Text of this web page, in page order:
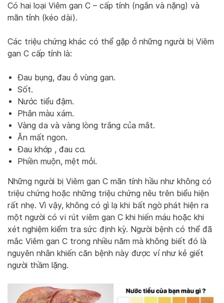
Có hai loại Viêm gan C – cấp tính (ngắn và nặng) và
mãn tính (kéo dài).
Các triệu chứng khác có thể gặp ở những người bị Viêm
gan C cấp tính là:
Đau bụng, đau ở vùng gan.
Sốt.
Nước tiểu đậm.
Phân màu xám.
Vàng da và vàng lòng trắng của mắt.
Ăn mất ngon.
Đau khớp , đau cơ.
Phiền muộn, mệt mỏi.
Những người bị Viêm gan C mãn tính hầu như không có
triệu chứng hoặc những triệu chứng nêu trên biểu hiện
rất nhẹ. Vì vậy, không có gì lạ khi bất ngờ phát hiện ra
một người có vi rút viêm gan C khi hiến máu hoặc khi
xét nghiệm kiểm tra sức định kỳ. Người bệnh có thể đã
mắc Viêm gan C trong nhiều năm mà không biết đó là
nguyên nhân khiến căn bệnh này được ví như kẻ giết
người thầm lặng.